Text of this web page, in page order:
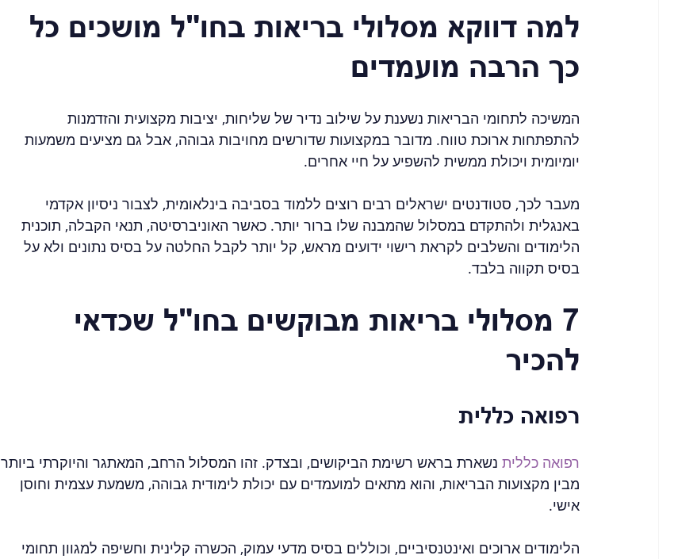
למה דווקא מסלולי בריאות בחו"ל מושכים כל
כך הרבה מועמדים
המשיכה לתחומי הבריאות נשענת על שילוב נדיר של שליחות, יציבות מקצועית והזדמנות
להתפתחות ארוכת טווח. מדובר במקצועות שדורשים מחויבות גבוהה, אבל גם מציעים משמעות
יומיומית ויכולת ממשית להשפיע על חיי אחרים.
מעבר לכך, סטודנטים ישראלים רבים רוצים ללמוד בסביבה בינלאומית, לצבור ניסיון אקדמי
באנגלית ולהתקדם במסלול שהמבנה שלו ברור יותר. כאשר האוניברסיטה, תנאי הקבלה, תוכנית
הלימודים והשלבים לקראת רישוי ידועים מראש, קל יותר לקבל החלטה על בסיס נתונים ולא על
בסיס תקווה בלבד.
7 מסלולי בריאות מבוקשים בחו"ל שכדאי
להכיר
רפואה כללית
רפואה כללית נשארת בראש רשימת הביקושים, ובצדק. זהו המסלול הרחב, המאתגר והיוקרתי ביותר
מבין מקצועות הבריאות, והוא מתאים למועמדים עם יכולת לימודית גבוהה, משמעת עצמית וחוסן
אישי.
הלימודים ארוכים ואינטנסיביים, וכוללים בסיס מדעי עמוק, הכשרה קלינית וחשיפה למגוון תחומי